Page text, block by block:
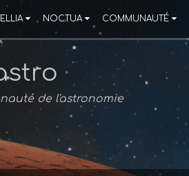
NOCTUA COMMUNAUTÉ
de l'astronomie